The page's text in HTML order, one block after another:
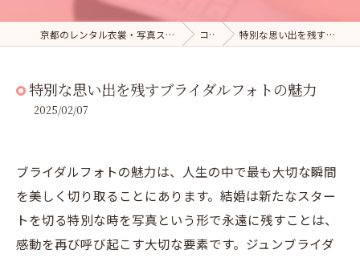
京都のレンタル衣裳・写真スタジオならジュンブライダル コラム 特別な思い出を残すブライダルフォトの魅力
特別な思い出を残すブライダルフォトの魅力
2025/02/07
ブライダルフォトの魅力は、人生の中で最も大切な瞬間
を美しく切り取ることにあります。結婚は新たなスター
トを切る特別な時を写真という形で永遠に残すことは、
感動を再び呼び起こす大切な要素です。ジュンブライダ